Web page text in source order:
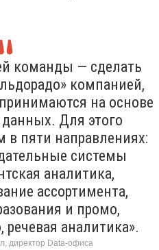
команды — сделать
компанией,
на основе
данных. Для этого
в пяти направлениях:
системы
аналитика,
ассортимента,
и промо,
речевая аналитика».
директор Data-офиса